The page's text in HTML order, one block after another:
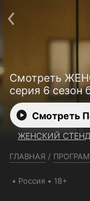
Смотреть
серия 6 сезон
Смотреть
ЖЕНСКИЙ
ГЛАВНАЯ /
Россия 18+
Пользовательское
Политика